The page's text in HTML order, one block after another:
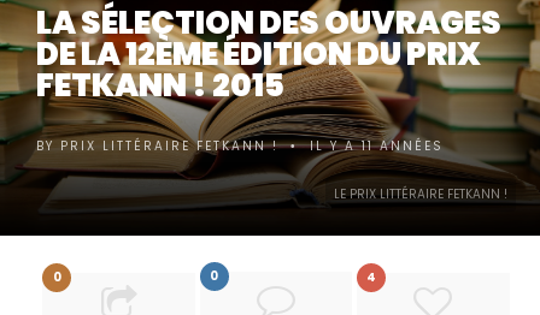
LE PRIX LITTÉRAIRE FETKANN !
LA SÉLECTION DES OUVRAGES
DE LA 12ÈME ÉDITION DU PRIX
FETKANN ! 2015
BY PRIX LITTÉRAIRE FETKANN ! •IL Y A 11 ANNÉES
0 0 4